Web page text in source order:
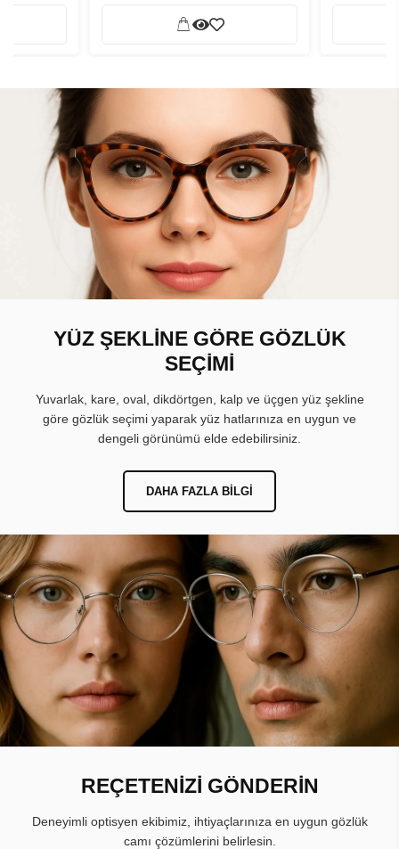
YÜZ ŞEKLİNE GÖRE GÖZLÜK
SEÇİMİ
Yuvarlak, kare, oval, dikdörtgen, kalp ve üçgen yüz şekline
göre gözlük seçimi yaparak yüz hatlarınıza en uygun ve
dengeli görünümü elde edebilirsiniz.
DAHA FAZLA BILGI
REÇETENİZİ GÖNDERİN
Deneyimli optisyen ekibimiz, ihtiyaçlarınıza en uygun gözlük
camı çözümlerini belirlesin.